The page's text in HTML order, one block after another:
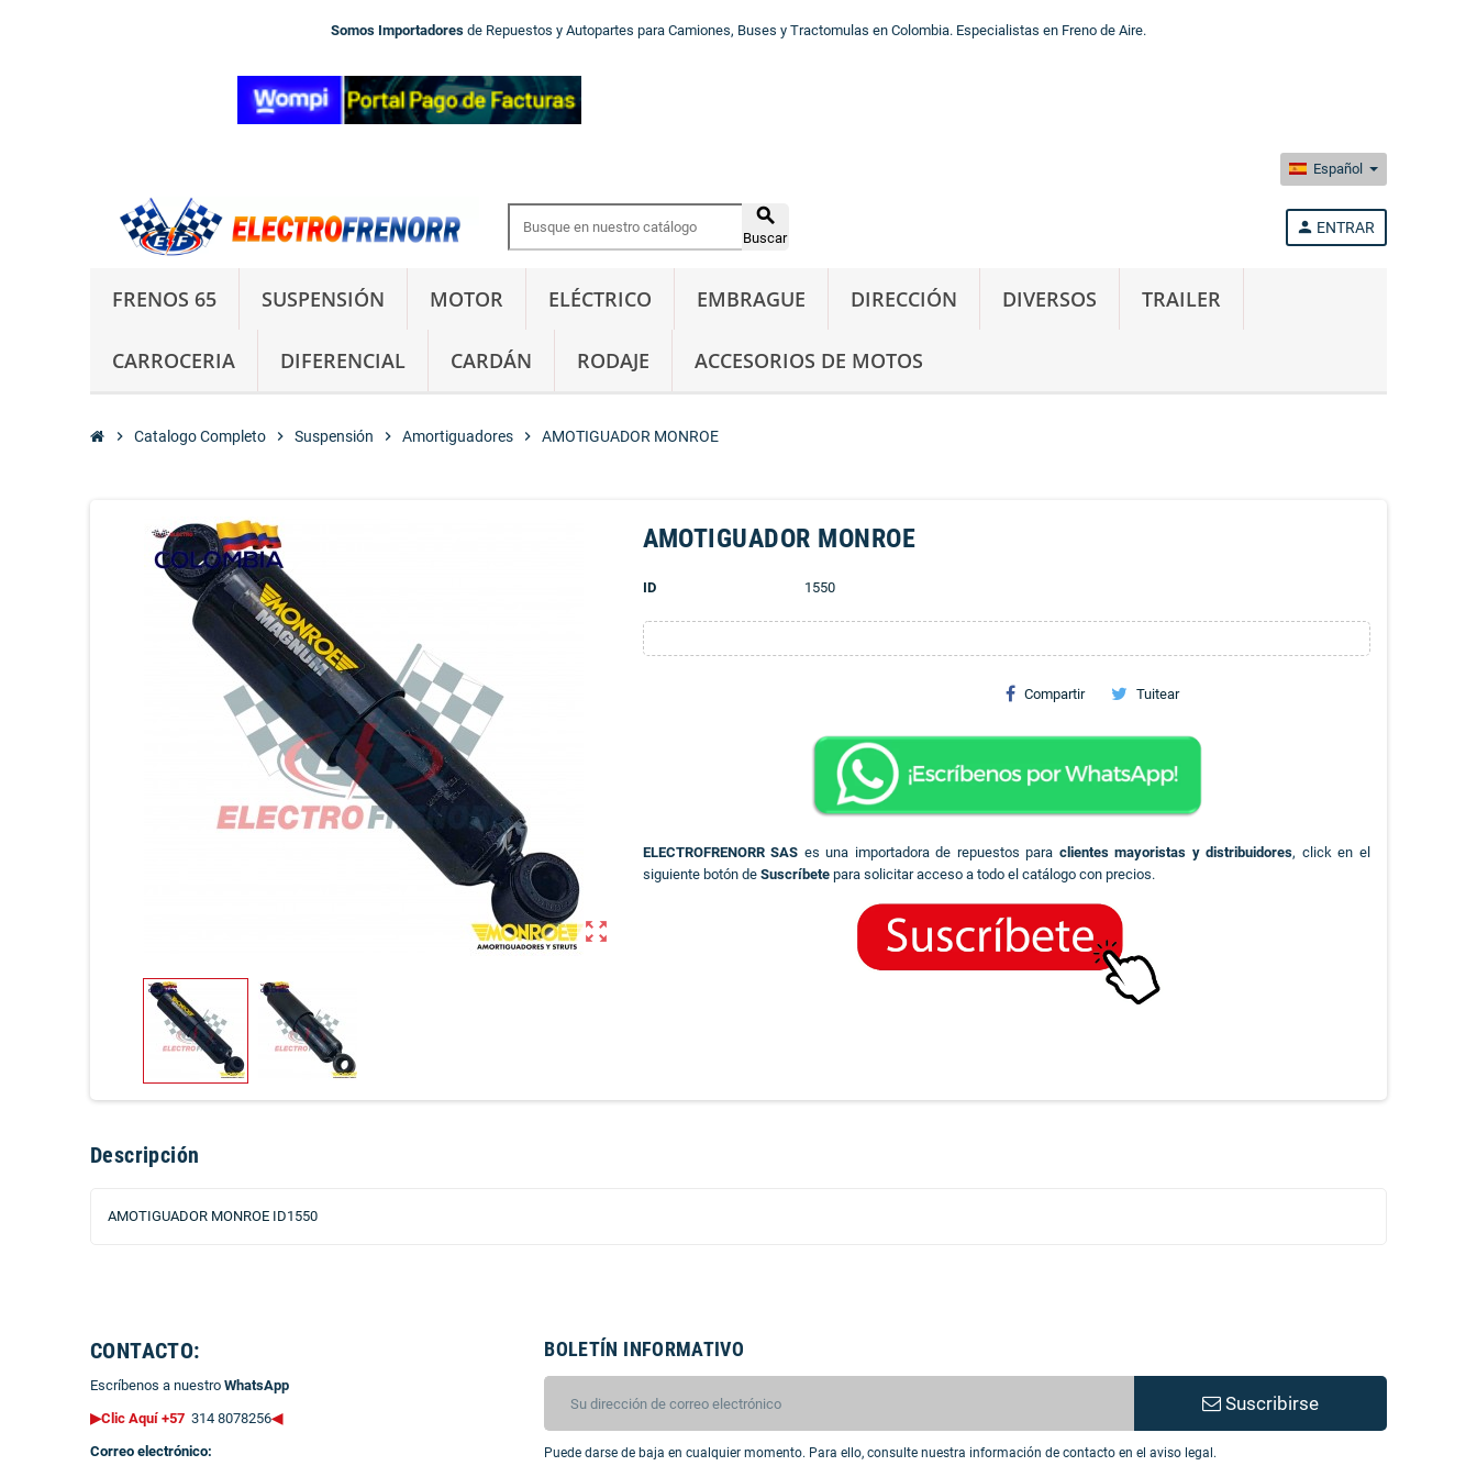
Somos Importadores de Repuestos y Autopartes para Camiones, Buses y Tractomulas en Colombia. Especialistas en Freno de Aire.
Español

Buscar
person ENTRAR
FRENOS 65 SUSPENSIÓN MOTOR ELÉCTRICO EMBRAGUE DIRECCIÓN DIVERSOS TRAILER
CARROCERIA DIFERENCIAL CARDÁN RODAJE ACCESORIOS DE MOTOS
chevron_right Catalogo Completo chevron_right Suspensión chevron_right Amortiguadores chevron_right AMOTIGUADOR MONROE
zoom_out_map
AMOTIGUADOR MONROE
ID 1550
Compartir Tuitear
ELECTROFRENORR SAS es una importadora de repuestos para clientes mayoristas y distribuidores, click en el
siguiente botón de Suscríbetepara solicitar acceso a todo el catálogo con precios.
Descripción
AMOTIGUADOR MONROE ID1550
CONTACTO:
Escríbenos a nuestro WhatsApp
▶Clic Aquí +57 314 8078256◀
Correo electrónico:
BOLETÍN INFORMATIVO
Suscribirse
Puede darse de baja en cualquier momento. Para ello, consulte nuestra información de contacto en el aviso legal.